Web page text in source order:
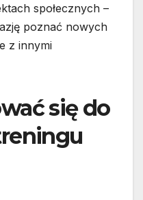
społecznych –
poznać nowych
z innymi
się do